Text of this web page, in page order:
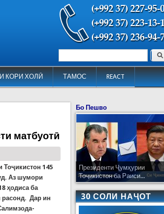
КОРИ ХОЛӢ ТАМОС REACT
Форма поиска Поиск
матбуотӣ
145
Аз шумори
ҳодиса ба
расонд. Дар ин
Бо Пешво
Президенти Ҷумҳурии
Тоҷикистон ба Раиси...
30 СОЛИ НАҶОТ